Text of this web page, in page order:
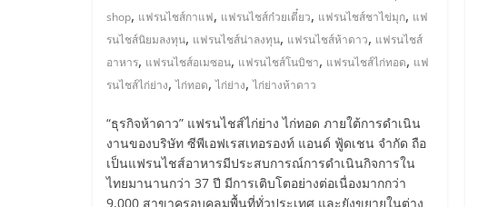
แฟ
รน
ไชส์
แฟ
shop, แฟรนไชส์กาแฟ, แฟรนไชส์ก๋วยเตี๋ยว, แฟรนไชส์ชาไข่มุก, แฟ
รนไชส์นิยมลงทุน, แฟรนไชส์น่าลงทุน, แฟรนไชส์ห้าดาว, แฟรนไชส์
อาหาร, แฟรนไชส์อเมซอน, แฟรนไชส์โนบิชา, แฟรนไชส์ไก่ทอด, แฟ
รนไชส์ไก่ย่าง,ไก่ทอด,ไก่ย่าง,ไก่ย่างห้าดาว
“ธุรกิจห้าดาว” แฟรนไชส์ไก่ย่าง ไก่ทอด ภายใต้การดำเนิน
งานของบริษัท ซีพีเอฟเรสเทอรองท์ แอนด์ ฟู้ดเชน จำกัด ถือ
เป็นแฟรนไชส์อาหารมีประสบการณ์การดำเนินกิจการใน
ไทยมานานกว่า 37 ปี มีการเติบโตอย่างต่อเนื่องมากกว่า
9,000 สาขาครอบคลุมพื้นที่ทั่วประเทศ และยังขยายในต่าง